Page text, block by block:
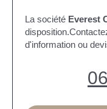
La société Everest
d'information ou